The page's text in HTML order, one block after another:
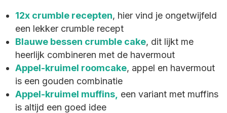
12x crumble recepten, hier vind je ongetwijfeld
een lekker crumble recept
Blauwe bessen crumble cake, dit lijkt me
heerlijk combineren met de havermout
Appel-kruimel roomcake, appel en havermout
is een gouden combinatie
Appel-kruimel muffins, een variant met muffins
is altijd een goed idee